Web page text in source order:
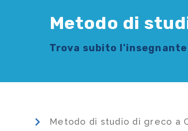
Metodo di
Trova subito l'
Metodo di studio di greco a